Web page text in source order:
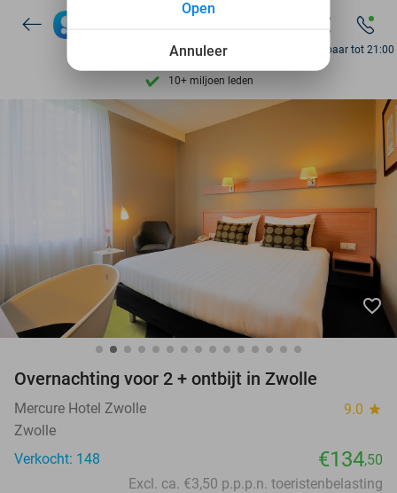
7 dagen per week beschikbaar
10+ miljoen leden
9,4 op basis van
Ontdek 15.000+ deals
7 dagen per week beschikbaar
10+ miljoen leden
Bereikbaar tot 21:00
favorite_border
Overnachting voor 2 + ontbijt in Zwolle
Mercure Hotel Zwolle 9.0 star
Zwolle
Verkocht: 148
€134,50
Excl. ca. €3,50 p.p.p.n. toeristenbelasting
Annuleer
Open